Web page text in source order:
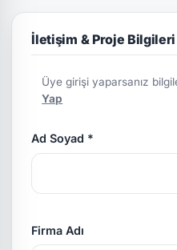
İletişim & Proje Bilgileri
Üye girişi yaparsanız
Yap
Ad Soyad *
Firma Adı